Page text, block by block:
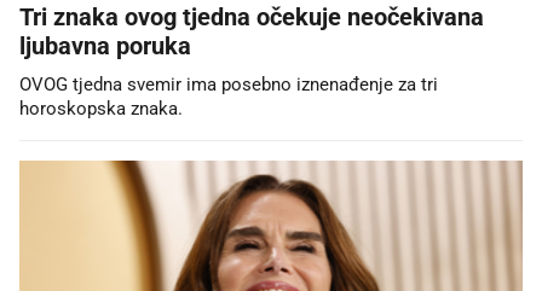
Tri znaka ovog tjedna očekuje neočekivana
ljubavna poruka
OVOG tjedna svemir ima posebno iznenađenje za tri
horoskopska znaka.